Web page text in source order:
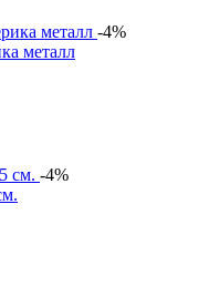
-4%
металл
-4%